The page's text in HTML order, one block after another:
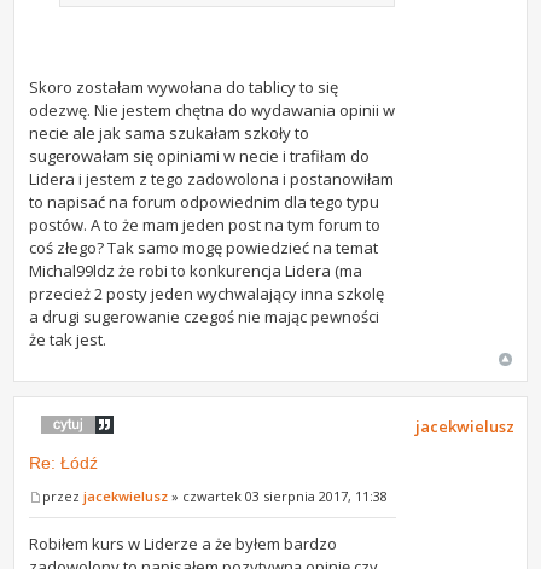
Skoro zostałam wywołana do tablicy to się
odezwę. Nie jestem chętna do wydawania opinii w
necie ale jak sama szukałam szkoły to
sugerowałam się opiniami w necie i trafiłam do
Lidera i jestem z tego zadowolona i postanowiłam
to napisać na forum odpowiednim dla tego typu
postów. A to że mam jeden post na tym forum to
coś złego? Tak samo mogę powiedzieć na temat
Michal99ldz że robi to konkurencja Lidera (ma
przecież 2 posty jeden wychwalający inna szkolę
a drugi sugerowanie czegoś nie mając pewności
że tak jest.
Re: Łódź
przezjacekwielusz » czwartek 03 sierpnia 2017, 11:38
Robiłem kurs w Liderze a że byłem bardzo
jacekwielusz